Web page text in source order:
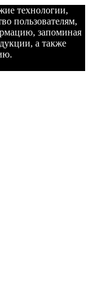
технологии,
пользователям,
запоминая
а также